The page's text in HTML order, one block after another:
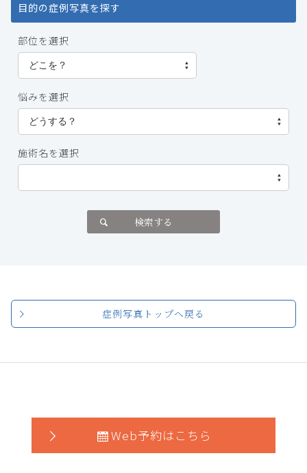
目的の症例写真を探す
部位を選択
悩みを選択
施術名を選択
検索する
症例写真トップへ戻る
Web予約はこちら